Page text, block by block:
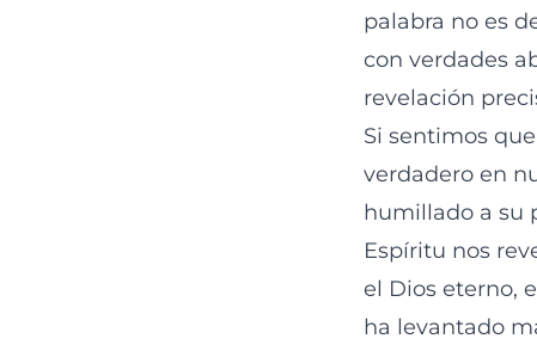
palabra no es
con verdades
revelación
Si sentimos
verdadero en
humillado a su
Espíritu nos
el Dios eterno,
ha levantado